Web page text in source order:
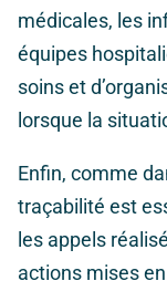
médicales, les
équipes
soins et
lorsque la
Enfin, comme
traçabilité est
les appels
actions mises